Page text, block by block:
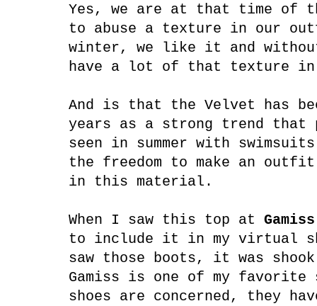
Yes, we are at that time of
to abuse a texture in our
winter, we like it and
have a lot of that texture
And is that the Velvet has
years as a strong trend that
seen in summer with
the freedom to make an
in this material.
When I saw this top at Gamiss
to include it in my virtual
saw those boots, it was
Gamiss is one of my
shoes are concerned, they